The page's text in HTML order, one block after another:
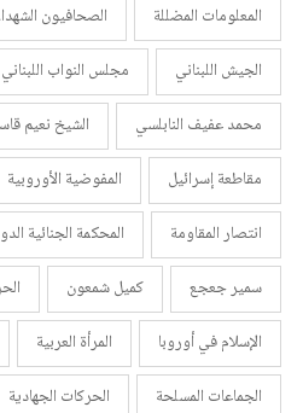
المعلومات المضللة
الصحافيون
الجيش اللبناني
مجلس النواب اللبناني
محمد عفيف النابلسي
الشيخ نعيم
مقاطعة إسرائيل
المفوضية الأوروبية
انتصار المقاومة
المحكمة الجنائية
سمير جعجع
كميل شمعون
الإسلام في أوروبا
المرأة العربية
الجماعات المسلحة
الحركات الجهادية